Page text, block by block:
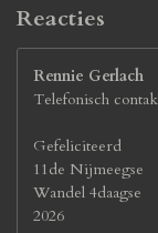
e
Reacties
Rennie Gerlach
Telefonisch
Gefeliciteerd
11de Nijmeegse
Wandel 4daagse
2026